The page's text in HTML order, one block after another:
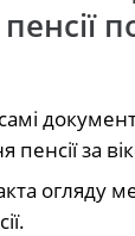
за
огляду